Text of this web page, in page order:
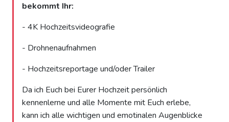
bekommt Ihr:
- 4K Hochzeitsvideografie
- Drohnenaufnahmen
- Hochzeitsreportage und/oder Trailer
Da ich Euch bei Eurer Hochzeit persönlich
kennenlerne und alle Momente mit Euch erlebe,
kann ich alle wichtigen und emotinalen Augenblicke